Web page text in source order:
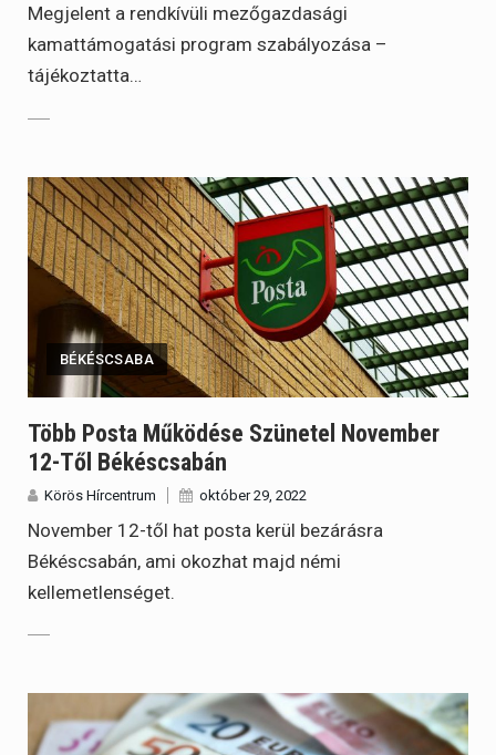
Megjelent a rendkívüli mezőgazdasági
kamattámogatási program szabályozása –
tájékoztatta…
BÉKÉSCSABA
Több Posta Működése Szünetel November
12-Től Békéscsabán
Körös Hírcentrum október 29, 2022
November 12-től hat posta kerül bezárásra
Békéscsabán, ami okozhat majd némi
kellemetlenséget.